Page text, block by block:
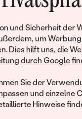
und Sicherheit der
um Werbung
Dies hilft uns, die
durch Google
Sie der
und einzelne
Hinweise
Sie Teil
entdecken Sie die
gefertigten Schmucks
Ihren ersten